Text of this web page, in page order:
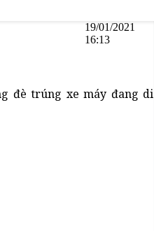
19/01/2021
16:13
đè trúng xe máy đang di